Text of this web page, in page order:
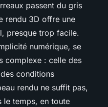
passent du gris
rendu 3D offre une
presque trop facile.
numérique, se
complexe : celle des
conditions
rendu ne suffit pas,
le temps, en toute